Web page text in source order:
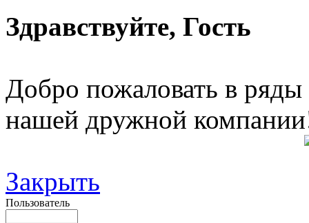
Здравствуйте, Гость
Добро пожаловать в ряды
нашей дружной
Закрыть
Пользователь